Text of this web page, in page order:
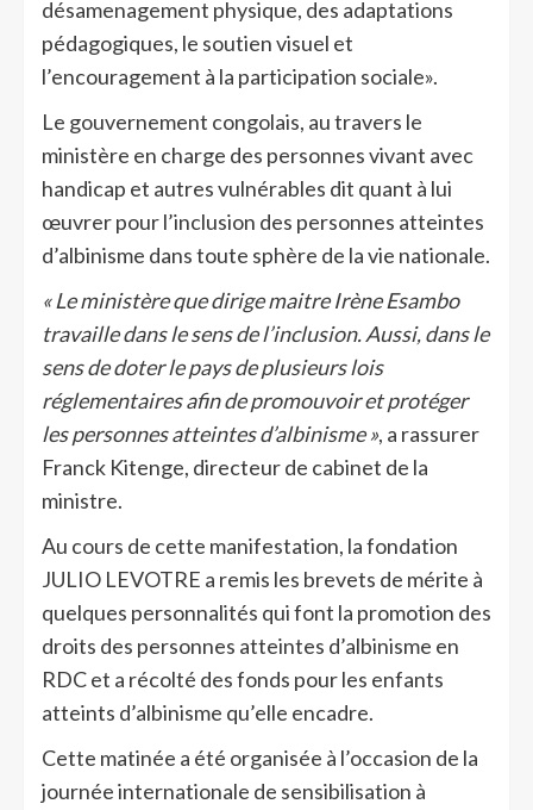
désamenagement physique, des adaptations
pédagogiques, le soutien visuel et
l’encouragement à la participation sociale».
Le gouvernement congolais, au travers le
ministère en charge des personnes vivant avec
handicap et autres vulnérables dit quant à lui
œuvrer pour l’inclusion des personnes atteintes
d’albinisme dans toute sphère de la vie nationale.
« Le ministère que dirige maitre Irène Esambo
travaille dans le sens de l’inclusion. Aussi, dans le
sens de doter le pays de plusieurs lois
réglementaires afin de promouvoir et protéger
les personnes atteintes d’albinisme », a rassurer
Franck Kitenge, directeur de cabinet de la
ministre.
Au cours de cette manifestation, la fondation
JULIO LEVOTRE a remis les brevets de mérite à
quelques personnalités qui font la promotion des
droits des personnes atteintes d’albinisme en
RDC et a récolté des fonds pour les enfants
atteints d’albinisme qu’elle encadre.
Cette matinée a été organisée à l’occasion de la
journée internationale de sensibilisation à